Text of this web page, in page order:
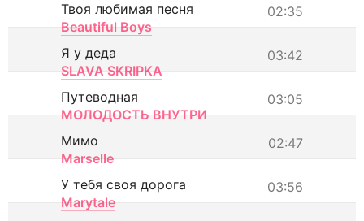
02:35
Твоя любимая песня
Beautiful Boys
03:42
Я у деда
SLAVA SKRIPKA
03:05
Путеводная
МОЛОДОСТЬ ВНУТРИ
02:47
Мимо
Marselle
03:56
У тебя своя дорога
Marytale